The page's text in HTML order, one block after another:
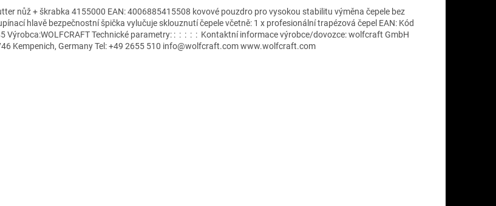
nůž + škrabka 4155000 EAN: 4006885415508 kovové pouzdro pro vysokou stabilitu výměna čepele bez
hlavě bezpečnostní špička vylučuje sklouznutí čepele včetně: 1 x profesionální trapézová čepel EAN: Kód
Výrobca:WOLFCRAFT Technické parametry: : : : : : Kontaktní informace výrobce/dovozce: wolfcraft GmbH
Kempenich, Germany Tel: +49 2655 510 info@wolfcraft.com www.wolfcraft.com